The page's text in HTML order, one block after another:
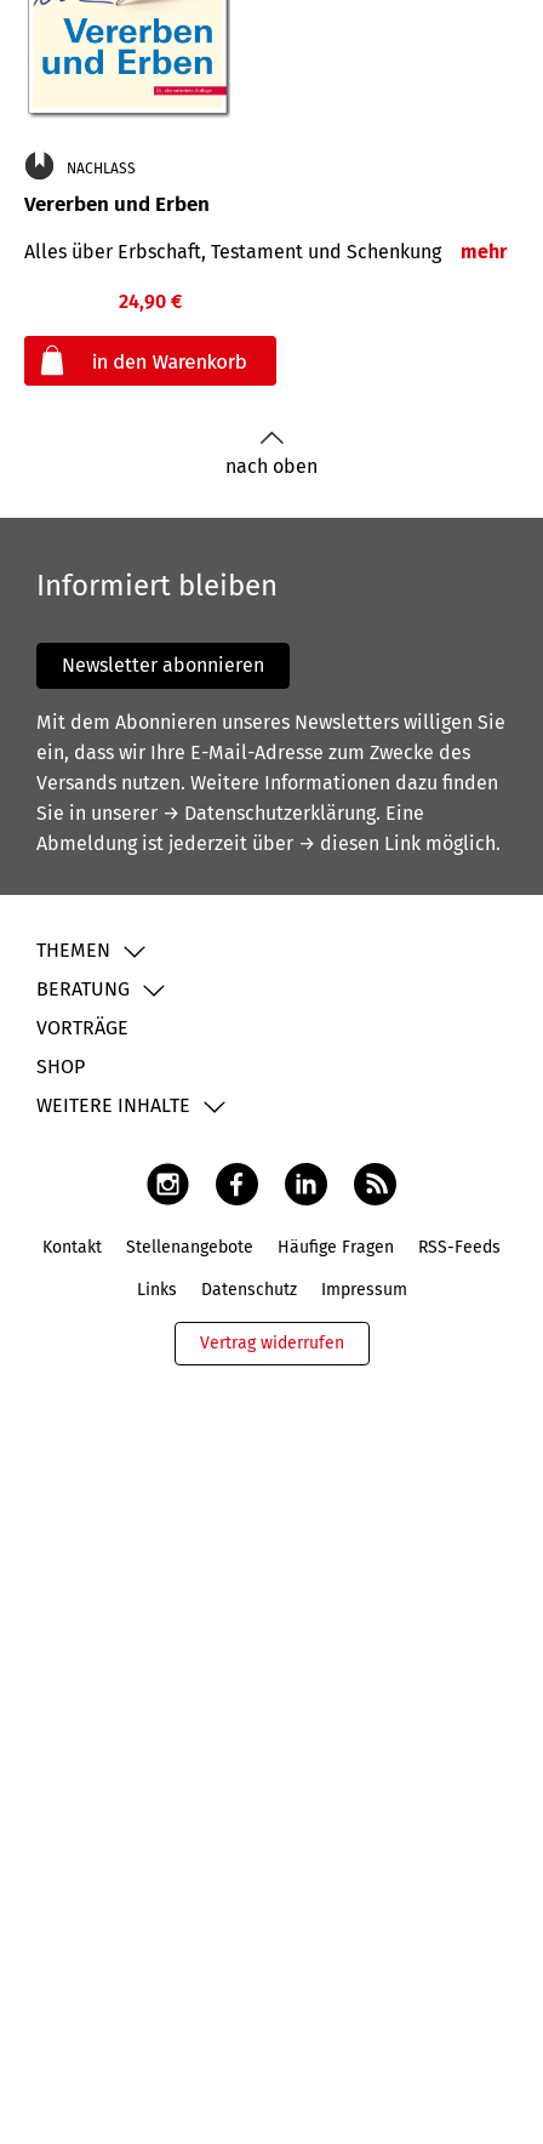
NACHLASS
Vererben und Erben
Alles über Erbschaft, Testament und Schenkung mehr
24,90 €
nach oben
Informiert bleiben
Newsletter abonnieren
Mit dem Abonnieren unseres Newsletters willigen Sie
ein, dass wir Ihre E-Mail-Adresse zum Zwecke des
Versands nutzen. Weitere Informationen dazu finden
Sie in unserer → Datenschutzerklärung. Eine
Abmeldung ist jederzeit über → diesen Link möglich.
THEMEN
BERATUNG
VORTRÄGE
SHOP
WEITERE INHALTE
Kontakt Stellenangebote Häufige Fragen RSS-Feeds
Links Datenschutz Impressum
Vertrag widerrufen